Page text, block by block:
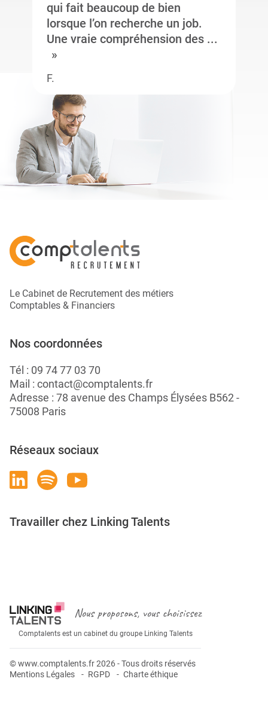
qui fait beaucoup de bien
lorsque l’on recherche un job.
Une vraie compréhension des ...
F.
Le Cabinet de Recrutement des métiers
Comptables & Financiers
Nos coordonnées
Tél : 09 74 77 03 70
Mail : contact@comptalents.fr
Adresse : 78 avenue des Champs Élysées B562 -
75008 Paris
Réseaux sociaux
Travailler chez Linking Talents
Nous proposons, vous choisissez
Comptalents est un cabinet du groupe Linking Talents
© www.comptalents.fr 2026 - Tous droits réservés
Mentions Légales
RGPD Charte éthique